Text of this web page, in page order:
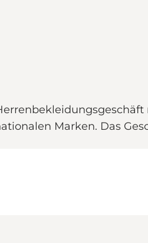
Marken. Das